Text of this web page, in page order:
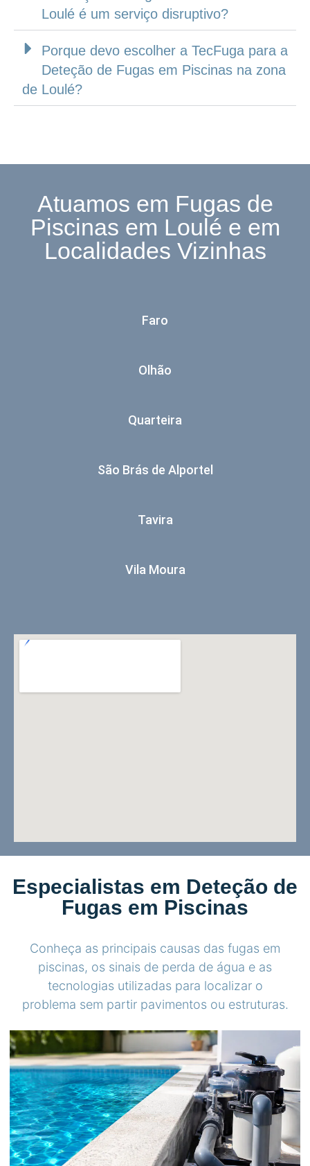
Loulé é um serviço disruptivo?
Porque devo escolher a TecFuga para a
Deteção de Fugas em Piscinas na zona
de Loulé?
Atuamos em Fugas de
Piscinas em Loulé e em
Localidades Vizinhas
Faro
Olhão
Quarteira
São Brás de Alportel
Tavira
Vila Moura
Especialistas em Deteção de
Fugas em Piscinas
Conheça as principais causas das fugas em
piscinas, os sinais de perda de água e as
tecnologias utilizadas para localizar o
problema sem partir pavimentos ou estruturas.